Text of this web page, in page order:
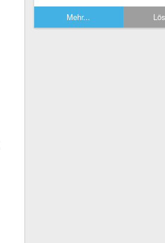
Mehr...